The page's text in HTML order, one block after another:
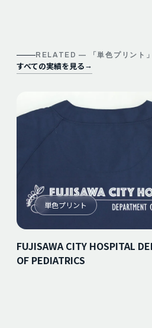
RELATED — 「単色プリント
すべての実績を見る →
単色プリント
FUJISAWA CITY HOSPITAL
OF PEDIATRICS